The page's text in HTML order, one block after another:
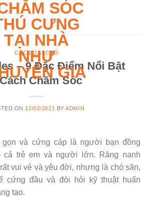
CÁC LOẠI CHÓ
– 9 Đặc Điểm Nổi Bật
Chăm Sóc
ON 12/02/2021 BYADMIN
gọn và cứng cáp là người bạn đồng
cả trẻ em và người lớn. Răng nanh
vui vẻ và yêu đời, nhưng là chó săn,
cứng đầu và đòi hỏi kỹ thuật huấn
tạo.